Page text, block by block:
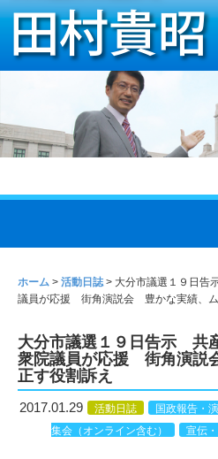
ホーム > 活動日誌> 大分市議選１９日
議員が応援 街角演説会 豊かな実績、ム
大分市議選１９日告示 共
衆院議員が応援 街角演説
正す役割訴え
2017.01.29 活動日誌
国政報告・
集会（オンライン含む）
宣伝